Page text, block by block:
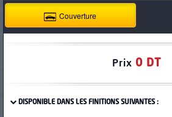
Couverture
Prix 0 DT
DISPONIBLE DANS LES FINITIONS SUIVANTES :